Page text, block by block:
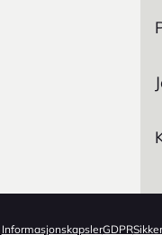
InformasjonskapslerGDPR